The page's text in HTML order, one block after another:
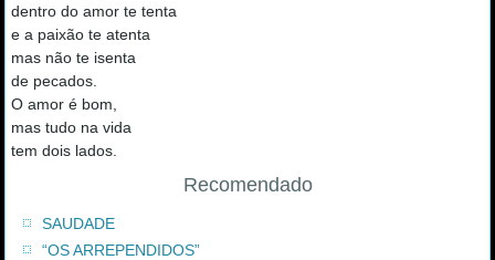
dentro do amor te tenta
e a paixão te atenta
mas não te isenta
de pecados.
O amor é bom,
mas tudo na vida
tem dois lados.
Recomendado
SAUDADE
“OS ARREPENDIDOS”